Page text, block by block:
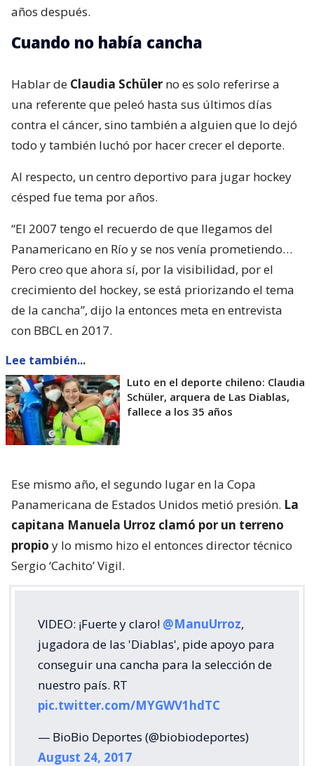
años después.
Cuando no había cancha
Hablar de Claudia Schüler no es solo referirse a
una referente que peleó hasta sus últimos días
contra el cáncer, sino también a alguien que lo dejó
todo y también luchó por hacer crecer el deporte.
Al respecto, un centro deportivo para jugar hockey
césped fue tema por años.
“El 2007 tengo el recuerdo de que llegamos del
Panamericano en Río y se nos venía prometiendo…
Pero creo que ahora sí, por la visibilidad, por el
crecimiento del hockey, se está priorizando el tema
de la cancha”, dijo la entonces meta en entrevista
con BBCL en 2017.
Lee también...
Luto en el deporte chileno: Claudia
Schüler, arquera de Las Diablas,
fallece a los 35 años
Ese mismo año, el segundo lugar en la Copa
Panamericana de Estados Unidos metió presión. La
capitana Manuela Urroz clamó por un terreno
propio y lo mismo hizo el entonces director técnico
Sergio ‘Cachito’ Vigil.
VIDEO: ¡Fuerte y claro! @ManuUrroz,
jugadora de las 'Diablas', pide apoyo para
conseguir una cancha para la selección de
nuestro país. RT
pic.twitter.com/MYGWV1hdTC
— BioBio Deportes (@biobiodeportes)
August 24, 2017